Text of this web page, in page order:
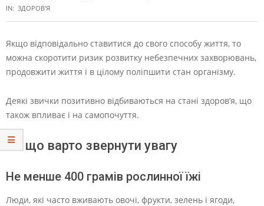
IN: ЗДОРОВ'Я
Якщо відповідально ставитися до свого способу життя, то
можна скоротити ризик розвитку небезпечних захворювань,
продовжити життя і в цілому поліпшити стан організму.
Деякі звички позитивно відбиваються на стані здоров’я, що
також впливає і на самопочуття.
На що варто звернути увагу
Не менше 400 грамів рослинної їжі
Люди, які часто вживають овочі, фрукти, зелень і ягоди,